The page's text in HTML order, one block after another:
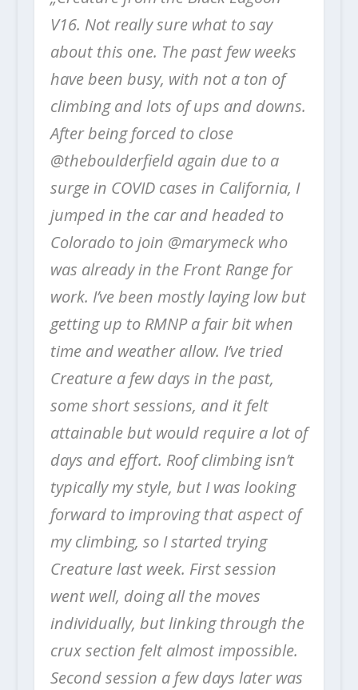
V16. Not really sure what to say
about this one. The past few weeks
have been busy, with not a ton of
climbing and lots of ups and downs.
After being forced to close
@theboulderfield again due to a
surge in COVID cases in California, I
jumped in the car and headed to
Colorado to join @marymeck who
was already in the Front Range for
work. I’ve been mostly layinglow but
getting up to RMNP a fair bit when
time and weather allow. I’ve tried
Creature a few days in the past,
some short sessions, and it felt
attainable but would require a lot of
days and effort. Roof climbing isn’t
typically my style, but I was looking
forward to improving that aspect of
my climbing, so I started trying
Creature last week. First session
went well, doing all the moves
individually, but linking through the
crux section felt almost impossible.
Second session a few days later was